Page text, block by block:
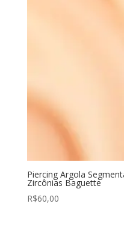
Piercing Argola
Zircônias Baguette
R$60,00